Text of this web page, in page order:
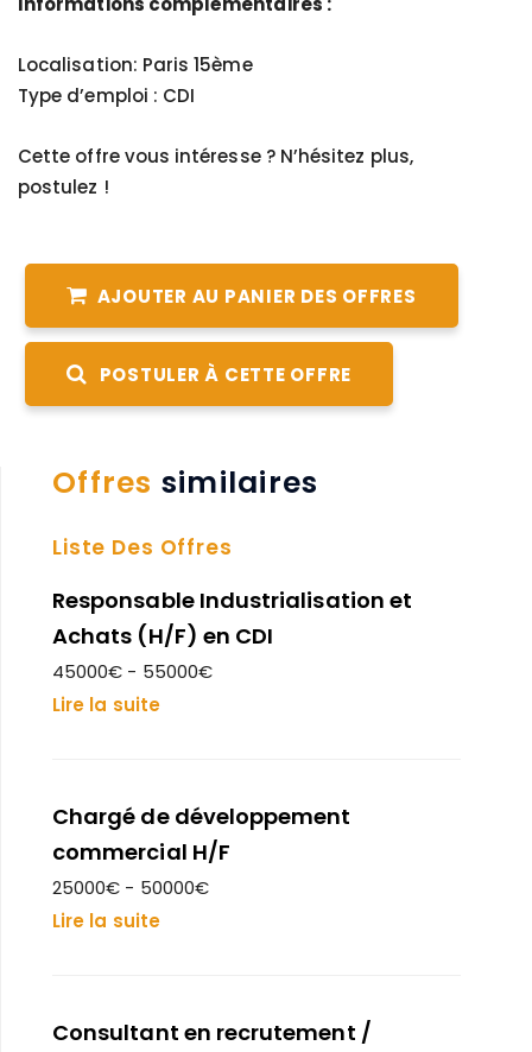
Localisation: Paris 15ème
Type d’emploi : CDI
Cette offre vous intéresse ? N’hésitez plus,
postulez !
AJOUTER AU PANIER DES OFFRES
POSTULER À CETTE OFFRE
Offres similaires
Liste Des Offres
Responsable Industrialisation et
Achats (H/F) en CDI
45000€ - 55000€
Lire la suite
Chargé de développement
commercial H/F
25000€ - 50000€
Lire la suite
Consultant en recrutement /